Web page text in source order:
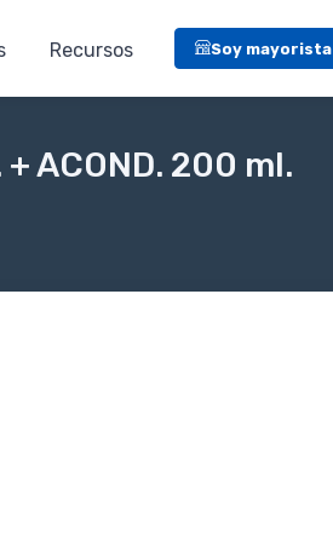
Recursos Soy mayorista
+ ACOND. 200 ml.